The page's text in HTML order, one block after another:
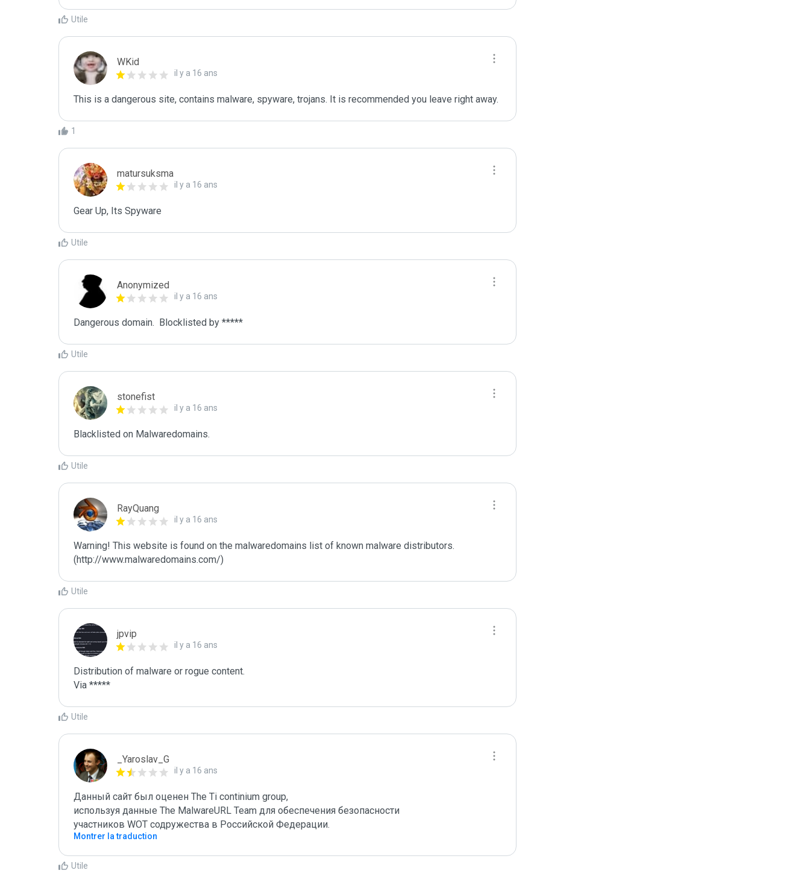
Utile
WKid
il y a 16 ans
This is a dangerous site, contains malware, spyware, trojans. It is recommended you leave right away.
1
matursuksma
il y a 16 ans
Gear Up, Its Spyware
Utile
Anonymized
il y a 16 ans
Dangerous domain.  Blocklisted by *****
Utile
stonefist
il y a 16 ans
Blacklisted on Malwaredomains.
Utile
RayQuang
il y a 16 ans
Warning! This website is found on the malwaredomains list of known malware distributors.
(http://www.malwaredomains.com/)
Utile
jpvip
il y a 16 ans
Distribution of malware or rogue content.
Via *****
Utile
_Yaroslav_G
il y a 16 ans
Данный сайт был оценен The Ti continium group,
используя данные The MalwareURL Team для обеспечения безопасности
участников WOT содружества в Российской Федерации.
Montrer la traduction
Utile